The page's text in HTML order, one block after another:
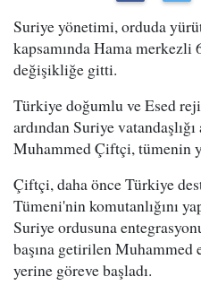
Suriye yönetimi, orduda
kapsamında Hama merkezli
değişikliğe gitti.
Türkiye doğumlu ve Esed
ardından Suriye
Muhammed Çiftçi, tümenin
Çiftçi, daha önce Türkiye
Tümeni'nin komutanlığını
Suriye ordusuna
başına getirilen
yerine göreve başladı.